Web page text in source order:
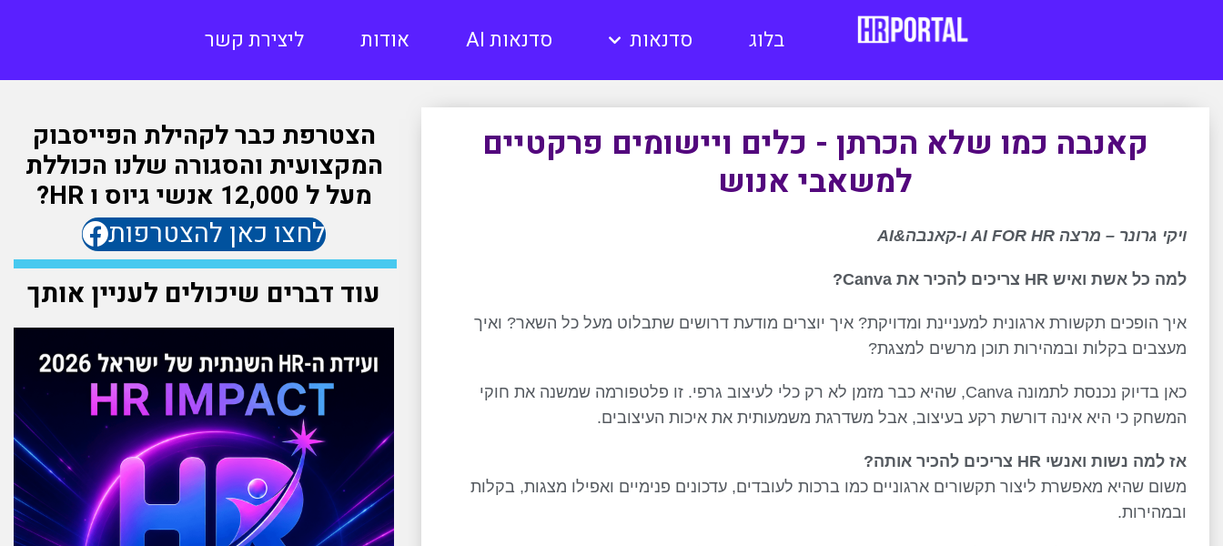
בלוג סדנאות סדנאות AI אודות ליצירת קשר
קאנבה כמו שלא הכרתן - כלים ויישומים פרקטיים
למשאבי אנוש
ויקי גרונר – מרצה AI FOR HR ו-קאנבה&AI
למה כל אשת ואיש HR צריכים להכיר את Canva?
איך הופכים תקשורת ארגונית למעניינת ומדויקת? איך יוצרים מודעת דרושים שתבלוט מעל כל השאר? ואיך
מעצבים בקלות ובמהירות תוכן מרשים למצגת?
כאן בדיוק נכנסת לתמונה Canva, שהיא כבר מזמן לא רק כלי לעיצוב גרפי. זו פלטפורמה שמשנה את חוקי
המשחק כי היא אינה דורשת רקע בעיצוב, אבל משדרגת משמעותית את איכות העיצובים.
אז למה נשות ואנשי HR צריכים להכיר אותה?
משום שהיא מאפשרת ליצור תקשורים ארגוניים כמו ברכות לעובדים, עדכונים פנימיים ואפילו מצגות, בקלות
ובמהירות.
הצטרפת כבר לקהילת הפייסבוק
המקצועית והסגורה שלנו הכוללת
מעל ל 12,000 אנשי גיוס ו HR?
לחצו כאן להצטרפות
עוד דברים שיכולים לעניין אותך